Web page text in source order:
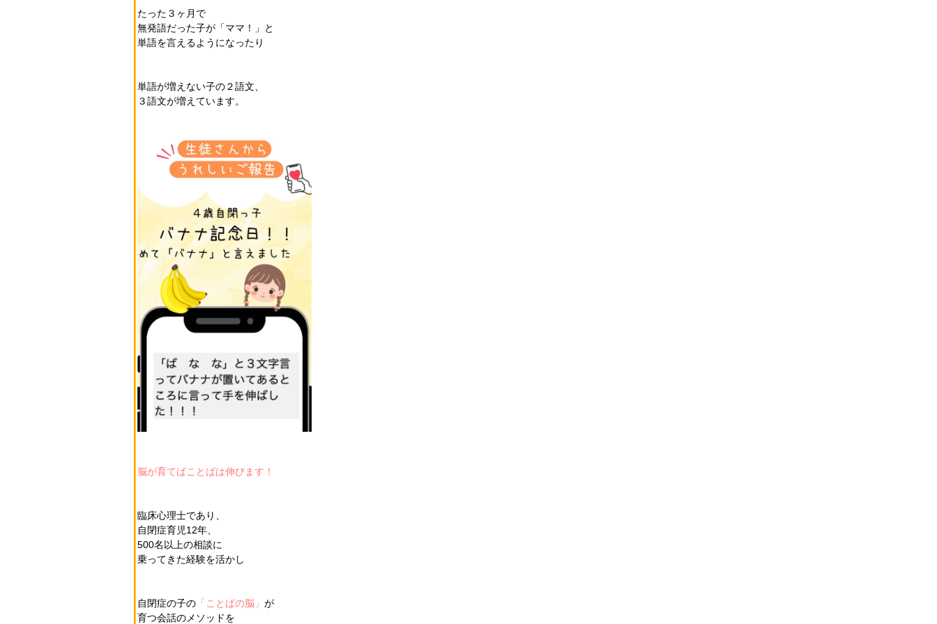
たった３ヶ月で
無発語だった子が「ママ！」と
単語を言えるようになったり
単語が増えない子の２語文、
３語文が増えています。
脳が育てばことばは伸びます！
臨床心理士であり、
自閉症育児12年、
500名以上の相談に
乗ってきた経験を活かし
自閉症の子の 「ことばの脳」 が
育つ会話のメソッドを